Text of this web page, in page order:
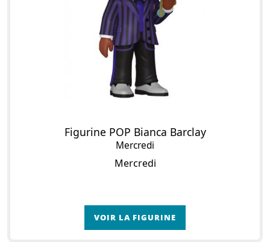
Figurine POP Bianca Barclay
Mercredi
Mercredi
VOIR LA FIGURINE